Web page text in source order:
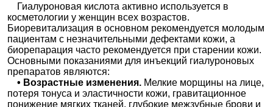
Лазерная косметология
✚Массаж в косметологии
✚Механический пилинг лица
✚Мезотерапия
—
✚Безоперационная липосакция
✚Озонотерапия
≈2436₽
Гиалуроновая кислота активно используется в
косметологии у женщин всех возрастов.
Биоревитализация в основном рекомендуется молодым
пациентам с незначительными дефектами кожи, а
биорепарация часто рекомендуется при старении кожи.
Основными показаниями для инъекций гиалуроновых
препаратов являются:
• Возрастные изменения. Мелкие морщины на лице,
потеря тонуса и эластичности кожи, гравитационное
понижение мягких тканей, глубокие межзубные брови и